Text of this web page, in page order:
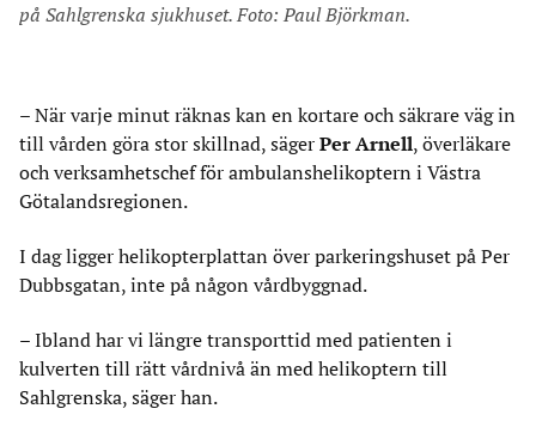
på Sahlgrenska sjukhuset. Foto: Paul Björkman.
– När varje minut räknas kan en kortare och säkrare väg in
till vården göra stor skillnad, säger Per Arnell, överläkare
och verksamhetschef för ambulanshelikoptern i Västra
Götalandsregionen.
I dag ligger helikopterplattan över parkeringshuset på Per
Dubbsgatan, inte på någon vårdbyggnad.
– Ibland har vi längre transporttid med patienten i
kulverten till rätt vårdnivå än med helikoptern till
Sahlgrenska, säger han.